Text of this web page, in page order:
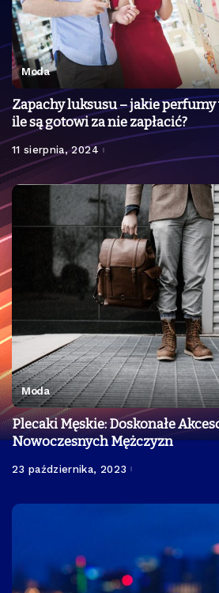
Moda
Zapachy luksusu – jakie
ile są gotowi za nie zapłacić?
11 sierpnia, 2024
Moda
Plecaki Męskie: Doskonałe
Nowoczesnych Mężczyzn
23 października, 2023